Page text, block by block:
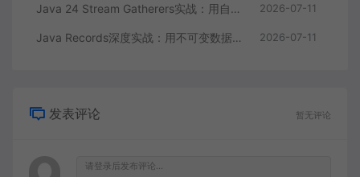
Java 24 Stream Gatherers实战：用自定义中间操作重构订单数据处理管道 2026-07-11
Java Records深度实战：用不可变数据类重构订单系统与序列化集成全指南 2026-07-11
发表评论 暂无评论